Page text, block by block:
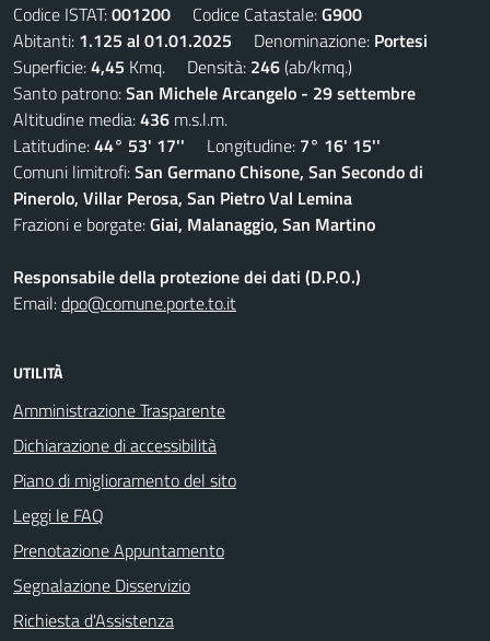
Codice ISTAT:001200 Codice Catastale:G900
Abitanti: 1.125 al 01.01.2025 Denominazione: Portesi
Superficie:4,45 Kmq. Densità: 246(ab/kmq.)
Santo patrono:San Michele Arcangelo - 29 settembre
Altitudine media:436 m.s.l.m.
Latitudine:44° 53' 17'' Longitudine: 7° 16' 15''
Comuni limitrofi:San Germano Chisone, San Secondo di
Pinerolo, Villar Perosa, San Pietro Val Lemina
Frazioni e borgate:Giai, Malanaggio, San Martino
Responsabile della protezione dei dati (D.P.O.)
Email:dpo@comune.porte.to.it
UTILITÀ
Amministrazione Trasparente
Dichiarazione di accessibilità
Piano di miglioramento del sito
Leggi le FAQ
Prenotazione Appuntamento
Segnalazione Disservizio
Richiesta d'Assistenza